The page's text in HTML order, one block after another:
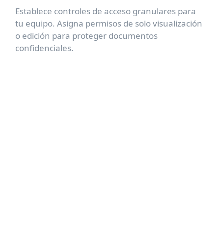
Establece controles de acceso granulares para
tu equipo. Asigna permisos de solo visualización
o edición para proteger documentos
confidenciales.